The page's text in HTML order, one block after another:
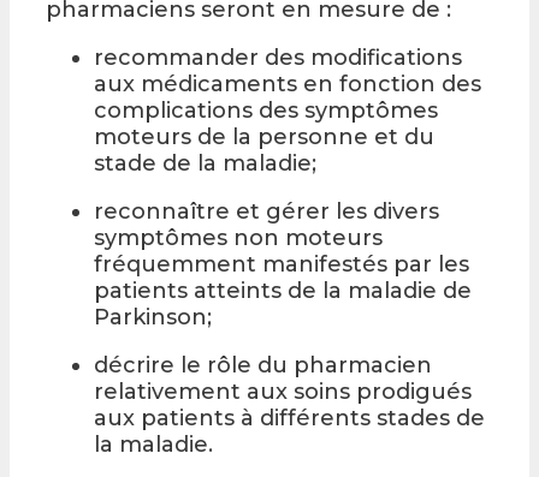
pharmaciens seront en mesure de :
recommander des modifications
aux médicaments en fonction des
complications des symptômes
moteurs de la personne et du
stade de la maladie;
reconnaître et gérer les divers
symptômes non moteurs
fréquemment manifestés par les
patients atteints de la maladie de
Parkinson;
décrire le rôle du pharmacien
relativement aux soins prodigués
aux patients à différents stades de
la maladie.